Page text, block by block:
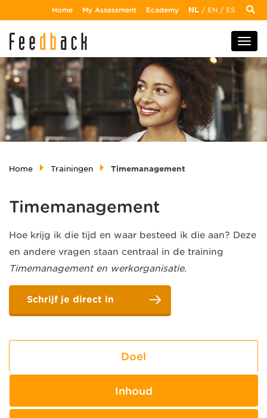
Home My Assessment Ecademy NL / EN / ES
Home Trainingen Timemanagement
Timemanagement
Hoe krijg ik die tijd en waar besteed ik die aan? Deze
en andere vragen staan centraal in de training
Timemanagement en werkorganisatie.
Schrijf je direct in
Doel
Inhoud